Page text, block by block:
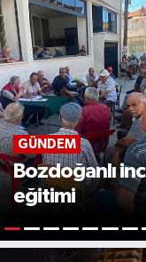
GÜNDEM
Bozdoğanlı
eğitimi
1 2 3 4 5 6 7